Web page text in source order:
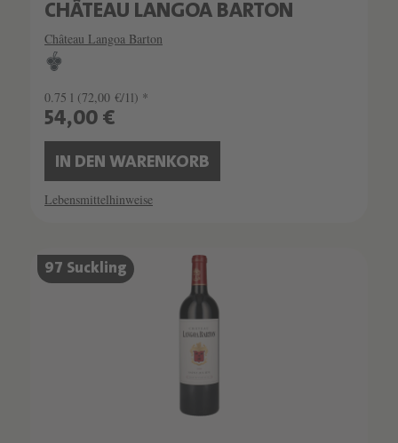
CHÂTEAU LANGOA BARTON
Château Langoa Barton
0.75 l (72,00 €/1l) *
54,00 €
IN DEN WARENKORB
Lebensmittelhinweise
97 Suckling